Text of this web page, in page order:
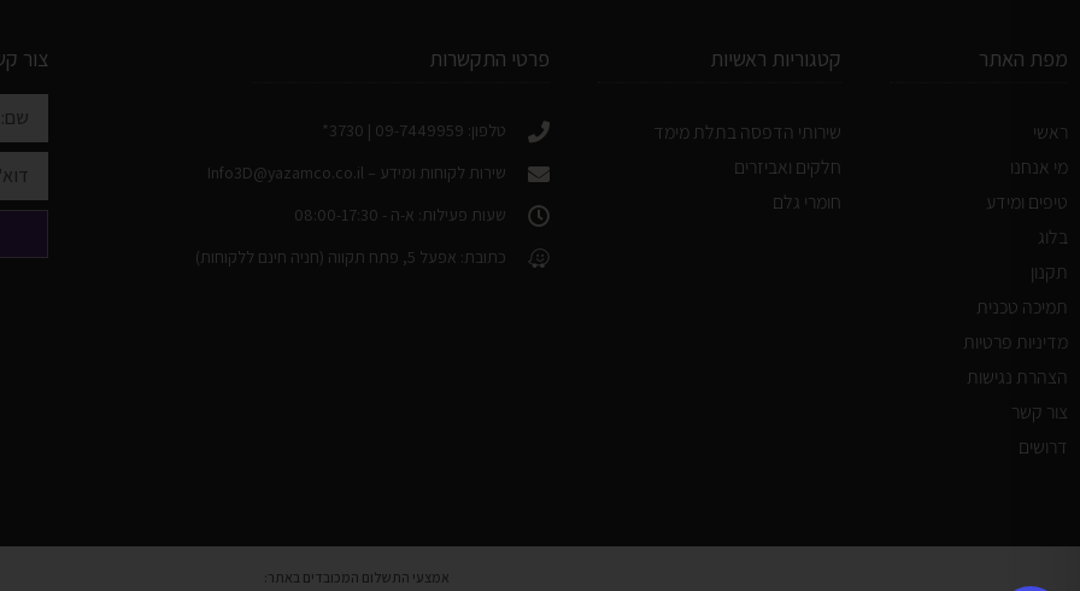
מפת האתר
ראשי
מי אנחנו
טיפים ומידע
בלוג
תקנון
תמיכה טכנית
מדיניות פרטיות
הצהרת נגישות
צור קשר
דרושים
קטגוריות ראשיות
שירותי הדפסה בתלת מימד
חלקים ואביזרים
חומרי גלם
פרטי התקשרות
טלפון: 09-7449959 | 3730*
שירות לקוחות ומידע – Info3D@yazamco.co.il
שעות פעילות: א-ה - 08:00-17:30
כתובת: אפעל 5, פתח תקווה (חניה חינם ללקוחות)
צור
אמצעי התשלום המכובדים באתר: